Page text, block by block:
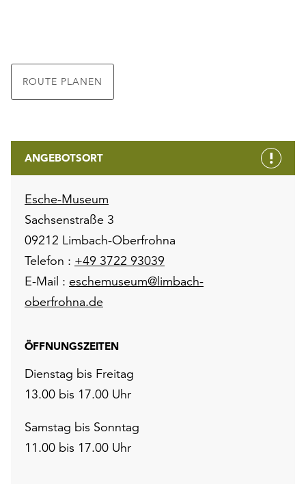
ROUTE PLANEN
ANGEBOTSORT
Esche-Museum
Sachsenstraße 3
09212 Limbach-Oberfrohna
Telefon : +49 3722 93039
E-Mail : eschemuseum@limbach-
oberfrohna.de
ÖFFNUNGSZEITEN
Dienstag bis Freitag
13.00 bis 17.00 Uhr
Samstag bis Sonntag
11.00 bis 17.00 Uhr